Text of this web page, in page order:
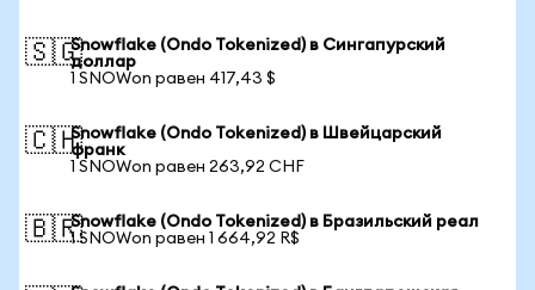
🇸🇬Snowflake (Ondo Tokenized) в Сингапурский
доллар
1 SNOWon равен 417,43 $
🇨🇭Snowflake (Ondo Tokenized) в Швейцарский
франк
1 SNOWon равен 263,92 CHF
🇧🇷Snowflake (Ondo Tokenized) в Бразильский реал
1 SNOWon равен 1 664,92 R$